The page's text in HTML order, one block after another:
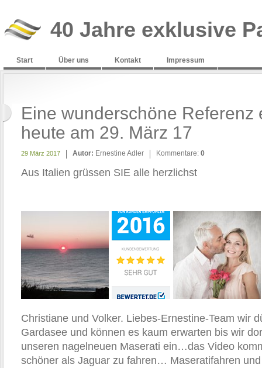
40 Jahre exklusive
Start Über uns Kontakt Impressum
Eine wunderschöne Referenz
heute am 29. März 17
29 März 2017 Autor: Ernestine Adler Kommentare: 0
Aus Italien grüssen SIE alle herzlichst
Christiane und Volker. Liebes-Ernestine-Team wir
Gardasee und können es kaum erwarten bis wir
unseren nagelneuen Maserati ein…das Video
schöner als Jaguar zu fahren… Maseratifahren